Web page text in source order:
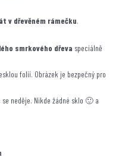
v dřevěném rámečku.
smrkového dřeva speciálně
folií. Obrázek je bezpečný pro
neděje. Nikde žádné sklo 🙂 a